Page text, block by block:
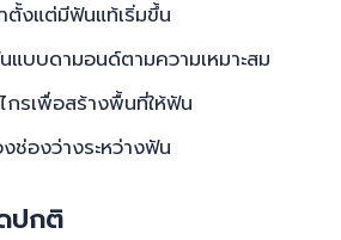
ตั้งแต่มีฟันแท้เริ่มขึ้น
บบดามอนด์ตามความเหมาะสม
กรเพื่อสร้างพื้นที่ให้ฟัน
ช่องว่างระหว่างฟัน
ปกติ